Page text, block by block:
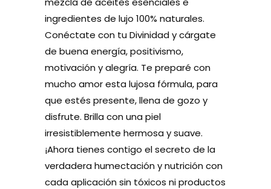
ingredientes de lujo 100% naturales.
Conéctate con tu Divinidad y cárgate
de buena energía, positivismo,
motivación y alegría. Te preparé con
mucho amor esta lujosa fórmula, para
que estés presente, llena de gozo y
disfrute. Brilla con una piel
irresistiblemente hermosa y suave.
¡Ahora tienes contigo el secreto de la
verdadera humectación y nutrición con
cada aplicación sin tóxicos ni productos